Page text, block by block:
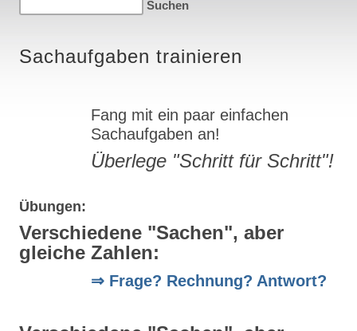
Sachaufgaben trainieren
Fang mit ein paar einfachen
Sachaufgaben an!
Überlege "Schritt für Schritt"!
Übungen:
Verschiedene "Sachen", aber
gleiche Zahlen:
⇒ Frage? Rechnung? Antwort?